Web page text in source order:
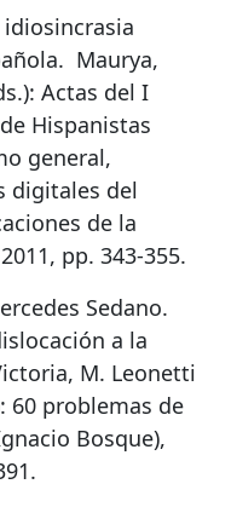
idiosincrasia
. Maurya,
Actas del I
Hispanistas
general,
digitales del
de la
pp. 343-355.
Sedano.
a la
M. Leonetti
60 problemas de
Bosque),